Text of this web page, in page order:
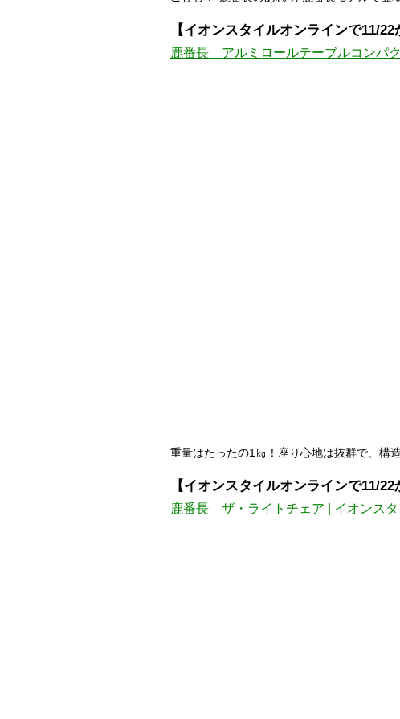
【イオンスタイルオンラインで11/22
鹿番長 アルミロールテーブルコンパ
重量はたったの1㎏！座り心地は抜群で、構
【イオンスタイルオンラインで11/22
鹿番長 ザ・ライトチェア | イオンス